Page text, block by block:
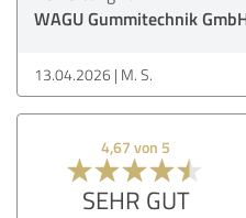
WAGU Gummitechnik
13.04.2026 M. S.
4,67 von 5
SEHR GUT